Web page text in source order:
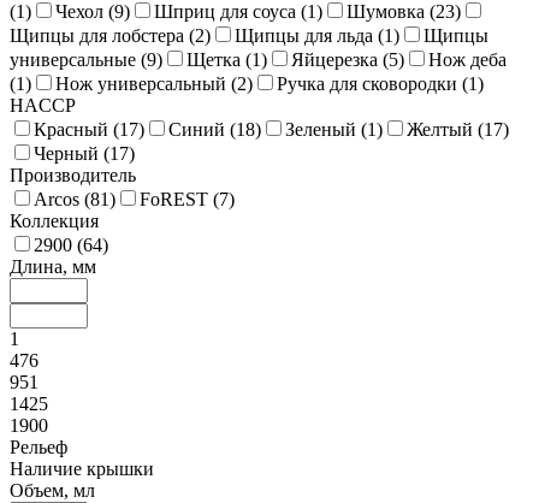
(1) Чехол (9) Шприц для соуса (1) Шумовка (23)
Щипцы для лобстера (2) Щипцы для льда (1)
Щипцы
универсальные (9) Щетка (1) Яйцерезка (5)
Нож деба
(1) Нож универсальный (2) Ручка для сковородки (1)
HACCP
Красный (17) Синий (18) Зеленый (1) Желтый (17)
Черный (17)
Производитель
Arcos (81) FoREST (7)
Коллекция
2900 (64)
Длина, мм
1
476
951
1425
1900
Рельеф
Наличие крышки
Объем, мл